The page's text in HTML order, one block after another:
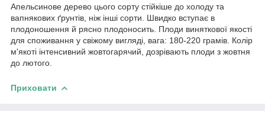
Апельсинове дерево цього сорту стійкіше до холоду та
вапнякових ґрунтів, ніж інші сорти. Швидко вступає в
плодоношення й рясно плодоносить. Плоди виняткової якості
для споживання у свіжому вигляді, вага: 180-220 грамів. Колір
м'якоті інтенсивний жовтогарячий, дозрівають плоди з жовтня
до лютого.
Приховати